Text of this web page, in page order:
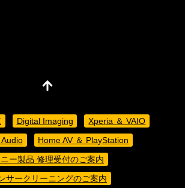
Digital Imaging
Xperia ＆ VAIO
Home AV ＆ PlayStation
ニー製品 修理受付のご案内
サークリーニングのご案内